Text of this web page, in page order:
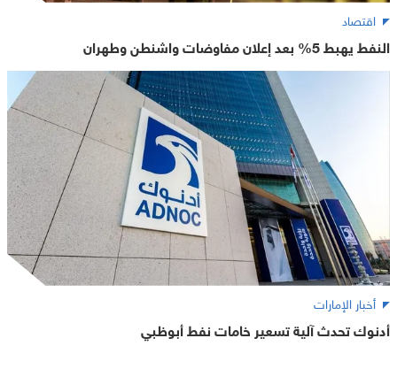
اقتصاد
النفط يهبط 5% بعد إعلان مفاوضات واشنطن وطهران
أخبار الإمارات
أدنوك تحدث آلية تسعير خامات نفط أبوظبي